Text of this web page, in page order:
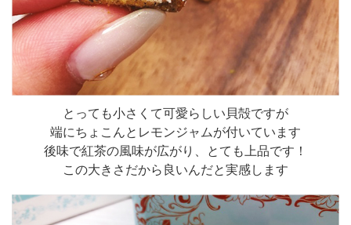
とっても小さくて可愛らしい貝殻ですが
端にちょこんとレモンジャムが付いています
後味で紅茶の風味が広がり、とても上品です！
この大きさだから良いんだと実感します